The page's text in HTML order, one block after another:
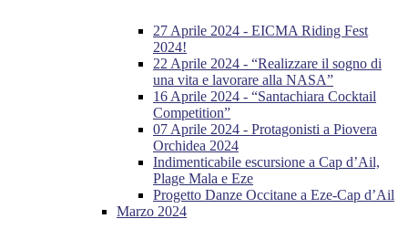
27 Aprile 2024 - EICMA Riding Fest
2024!
22 Aprile 2024 - “Realizzare il sogno di
una vita e lavorare alla NASA”
16 Aprile 2024 - “Santachiara Cocktail
Competition”
07 Aprile 2024 - Protagonisti a Piovera
Orchidea 2024
Indimenticabile escursione a Cap d’Ail,
Plage Mala e Eze
Progetto Danze Occitane a Eze-Cap d’Ail
Marzo 2024